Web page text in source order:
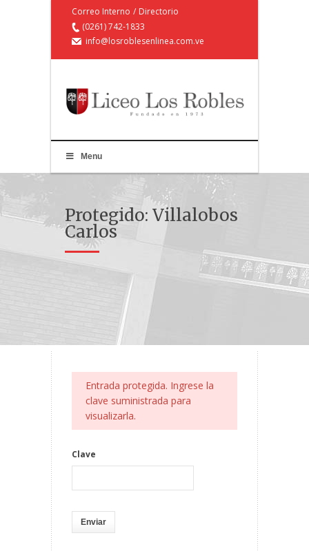
Correo Interno / Directorio
(0261) 742-1833
info@losroblesenlinea.com.ve
Menu
Protegido: Villalobos
Carlos
Entrada protegida. Ingrese la
clave suministrada para
visualizarla.
Clave